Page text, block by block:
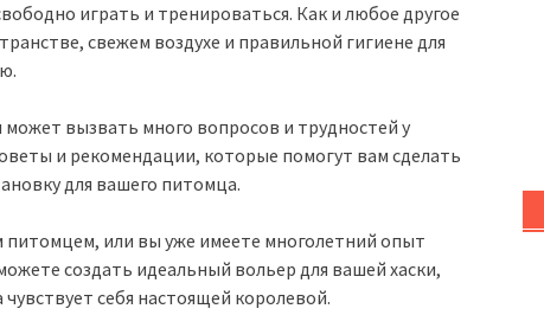
играть и тренироваться. Как и любое другое
свежем воздухе и правильной гигиене для
вызвать много вопросов и трудностей у
и рекомендации, которые помогут вам сделать
для вашего питомца.
или вы уже имеете многолетний опыт
создать идеальный вольер для вашей хаски,
себя настоящей королевой.